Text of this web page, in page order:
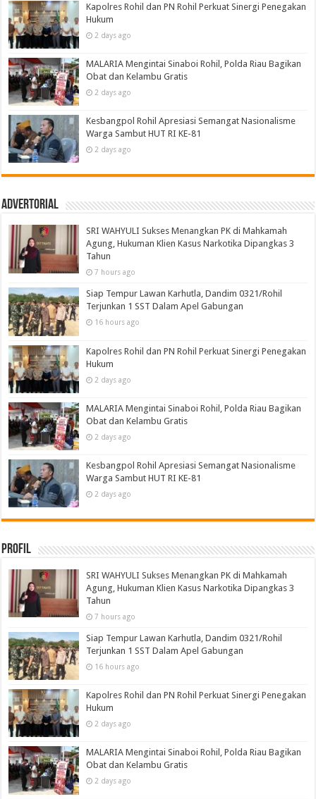
Kapolres Rohil dan PN Rohil Perkuat Sinergi Penegakan
Hukum
2 days ago
MALARIA Mengintai Sinaboi Rohil, Polda Riau Bagikan
Obat dan Kelambu Gratis
2 days ago
Kesbangpol Rohil Apresiasi Semangat Nasionalisme
Warga Sambut HUT RI KE-81
2 days ago
Advertorial
SRI WAHYULI Sukses Menangkan PK di Mahkamah
Agung, Hukuman Klien Kasus Narkotika Dipangkas 3
Tahun
7 hours ago
Siap Tempur Lawan Karhutla, Dandim 0321/Rohil
Terjunkan 1 SST Dalam Apel Gabungan
16 hours ago
Kapolres Rohil dan PN Rohil Perkuat Sinergi Penegakan
Hukum
2 days ago
MALARIA Mengintai Sinaboi Rohil, Polda Riau Bagikan
Obat dan Kelambu Gratis
2 days ago
Kesbangpol Rohil Apresiasi Semangat Nasionalisme
Warga Sambut HUT RI KE-81
2 days ago
Profil
SRI WAHYULI Sukses Menangkan PK di Mahkamah
Agung, Hukuman Klien Kasus Narkotika Dipangkas 3
Tahun
7 hours ago
Siap Tempur Lawan Karhutla, Dandim 0321/Rohil
Terjunkan 1 SST Dalam Apel Gabungan
16 hours ago
Kapolres Rohil dan PN Rohil Perkuat Sinergi Penegakan
Hukum
2 days ago
MALARIA Mengintai Sinaboi Rohil, Polda Riau Bagikan
Obat dan Kelambu Gratis
2 days ago